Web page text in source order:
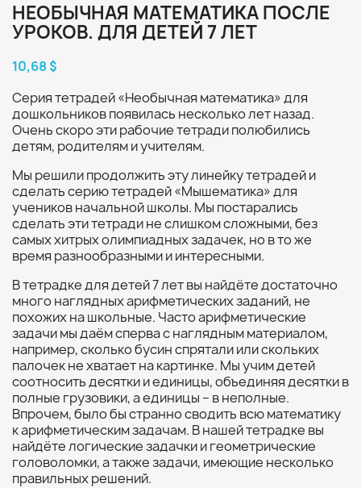
НЕОБЫЧНАЯ МАТЕМАТИКА ПОСЛЕ
УРОКОВ. ДЛЯ ДЕТЕЙ 7 ЛЕТ
10,68 $
Серия тетрадей «Необычная математика» для
дошкольников появилась несколько лет назад.
Очень скоро эти рабочие тетради полюбились
детям, родителям и учителям.
Мы решили продолжить эту линейку тетрадей и
сделать серию тетрадей «Мышематика» для
учеников начальной школы. Мы постарались
сделать эти тетради не слишком сложными, без
самых хитрых олимпиадных задачек, но в то же
время разнообразными и интересными.
В тетрадке для детей 7 лет вы найдёте достаточно
много наглядных арифметических заданий, не
похожих на школьные. Часто арифметические
задачи мы даём сперва с наглядным материалом,
например, сколько бусин спрятали или скольких
палочек не хватает на картинке. Мы учим детей
соотносить десятки и единицы, объединяя десятки в
полные грузовики, а единицы – в неполные.
Впрочем, было бы странно сводить всю математику
к арифметическим задачам. В нашей тетрадке вы
найдёте логические задачки и геометрические
головоломки, а также задачи, имеющие несколько
правильных решений.